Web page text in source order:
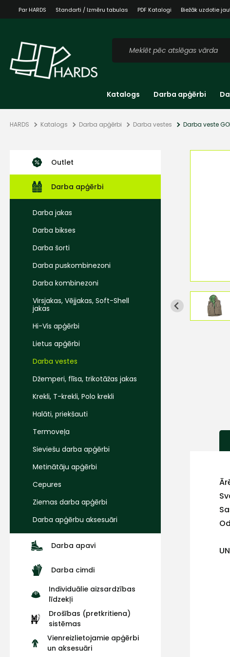
Par HARDS Standarti / Izmēru tabulas PDF Katalogi Biežāk uzdotie
Katalogs Darba apģērbi
HARDS Katalogs Darba apģērbi Darba vestes Darba veste
Outlet
Darba apģērbi
Darba jakas
Darba bikses
Darba šorti
Darba puskombinezoni
Darba kombinezoni
Virsjakas, Vējjakas, Soft-Shell
jakas
Hi-Vis apģērbi
Lietus apģērbi
Darba vestes
Džemperi, flīsa, trikotāžas jakas
Krekli, T-krekli, Polo krekli
Halāti, priekšauti
Termoveļa
Sieviešu darba apģērbi
Metinātāju apģērbi
Cepures
Ziemas darba apģērbi
Darba apģērbu aksesuāri
Darba apavi
Darba cimdi
Individuālie aizsardzības
līdzekļi
Drošības (pretkritiena)
sistēmas
Vienreizlietojamie apģērbi
un aksesuāri